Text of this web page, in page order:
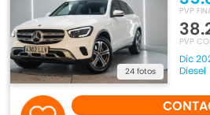
24 fotos
PVP
PVP
Dic
Diesel